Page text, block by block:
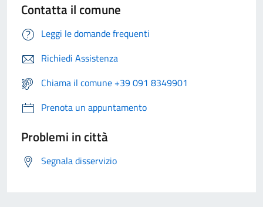
Contatta il comune
Leggi le domande frequenti
Richiedi Assistenza
Chiama il comune +39 091 8349901
Prenota un appuntamento
Problemi in città
Segnala disservizio